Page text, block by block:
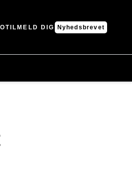
TILMELD DIG Nyhedsbrevet